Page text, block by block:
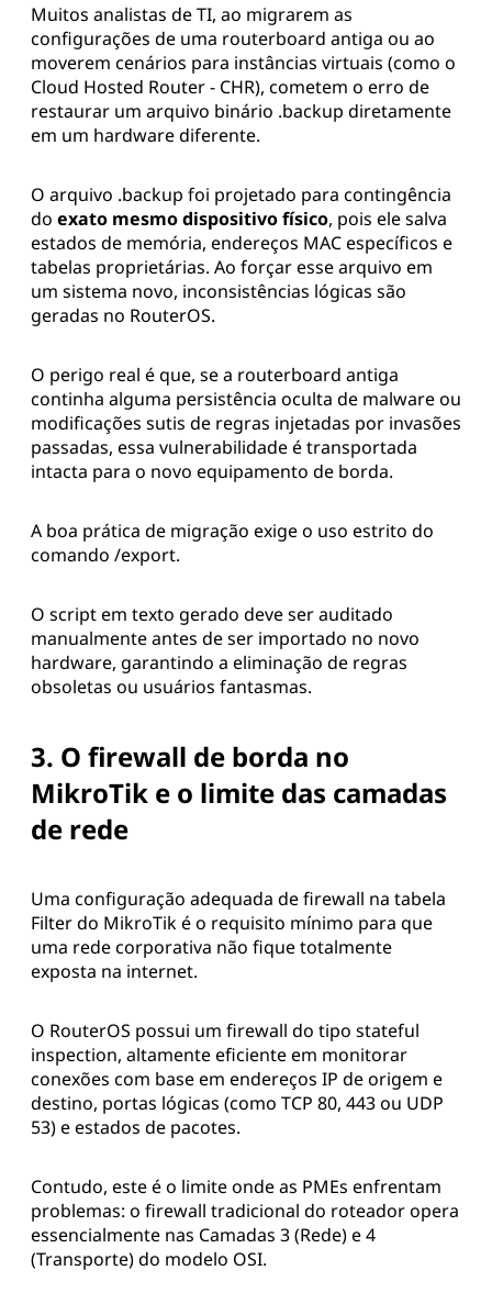
Muitos analistas de TI, ao migrarem as
configurações de uma routerboard antiga ou ao
moverem cenários para instâncias virtuais (como o
Cloud Hosted Router - CHR), cometem o erro de
restaurar um arquivo binário .backup diretamente
em um hardware diferente.
O arquivo .backup foi projetado para contingência
do exato mesmo dispositivo físico, pois ele salva
estados de memória, endereços MAC específicos e
tabelas proprietárias. Ao forçar esse arquivo em
um sistema novo, inconsistências lógicas são
geradas no RouterOS.
O perigo real é que, se a routerboard antiga
continha alguma persistência oculta de malware ou
modificações sutis de regras injetadas por invasões
passadas, essa vulnerabilidade é transportada
intacta para o novo equipamento de borda.
A boa prática de migração exige o uso estrito do
comando /export.
O script em texto gerado deve ser auditado
manualmente antes de ser importado no novo
hardware, garantindo a eliminação de regras
obsoletas ou usuários fantasmas.
3. O firewall de borda no
MikroTik e o limite das camadas
de rede
Uma configuração adequada de firewall na tabela
Filter do MikroTik é o requisito mínimo para que
uma rede corporativa não fique totalmente
exposta na internet.
O RouterOS possui um firewall do tipo stateful
inspection, altamente eficiente em monitorar
conexões com base em endereços IP de origem e
destino, portas lógicas (como TCP 80, 443 ou UDP
53) e estados de pacotes.
Contudo, este é o limite onde as PMEs enfrentam
problemas: o firewall tradicional do roteador opera
essencialmente nas Camadas 3 (Rede) e 4
(Transporte) do modelo OSI.